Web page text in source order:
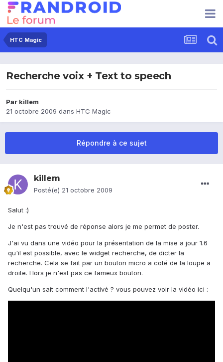
HTC Magic
Recherche voix + Text to speech
Par killem
21 octobre 2009 dans HTC Magic
Répondre à ce sujet
killem
Posté(e) 21 octobre 2009
Salut :)
Je n'est pas trouvé de réponse alors je me permet de poster.
J'ai vu dans une vidéo pour la présentation de la mise a jour 1.6
qu'il est possible, avec le widget recherche, de dicter la
recherche. Cela se fait par un bouton micro a coté de la loupe a
droite. Hors je n'est pas ce fameux bouton.
Quelqu'un sait comment l'activé ? vous pouvez voir la vidéo ici :